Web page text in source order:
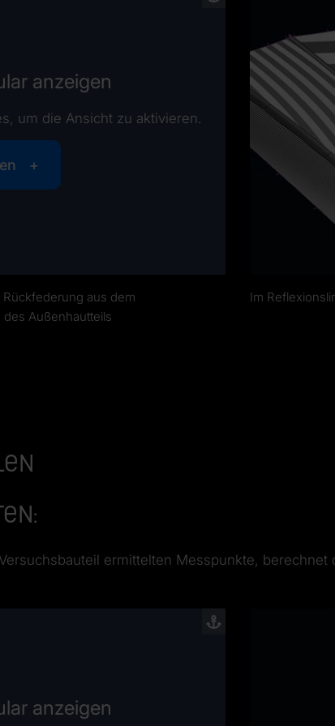
anzeigen
um die Ansicht zu aktivieren.
aus dem
Außenhautteils
Im
ermittelten Messpunkte,
anzeigen